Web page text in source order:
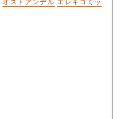
オストアンデル エレキコミッ